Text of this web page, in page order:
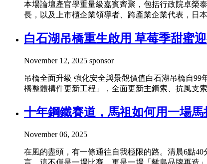
本場論壇產官學重量級嘉賓齊聚，包括行政院卓榮
長，以及上市櫃企業領導者、跨產業企業代表，日
白石湖吊橋重生啟用 草莓季甜蜜
November 12, 2025 sponsor
吊橋全面升級 強化安全與景觀價值白石湖吊橋自
橋整體構件更新工程」，全面更新主鋼索、抗風支
十年鋼鐵賽道，馬祖如何用一場
November 06, 2025
在風的盡頭，有一條通往自我極限的路。清晨6點
言，這不僅是一場比賽，更是一場「離島品牌再造